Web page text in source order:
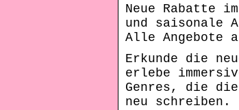
Neue Rabatte
und saisonale
Alle Angebote
Erkunde die
erlebe
Genres, die
neu schreiben.